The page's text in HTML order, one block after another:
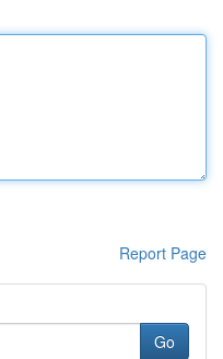
Report Page
Go